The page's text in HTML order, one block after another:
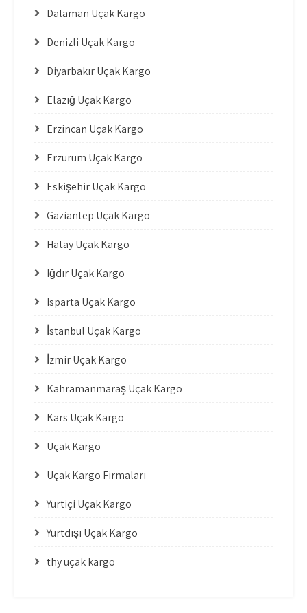
Dalaman Uçak Kargo
Denizli Uçak Kargo
Diyarbakır Uçak Kargo
Elazığ Uçak Kargo
Erzincan Uçak Kargo
Erzurum Uçak Kargo
Eskişehir Uçak Kargo
Gaziantep Uçak Kargo
Hatay Uçak Kargo
Iğdır Uçak Kargo
Isparta Uçak Kargo
İstanbul Uçak Kargo
İzmir Uçak Kargo
Kahramanmaraş Uçak Kargo
Kars Uçak Kargo
Uçak Kargo
Uçak Kargo Firmaları
Yurtiçi Uçak Kargo
Yurtdışı Uçak Kargo
thy uçak kargo